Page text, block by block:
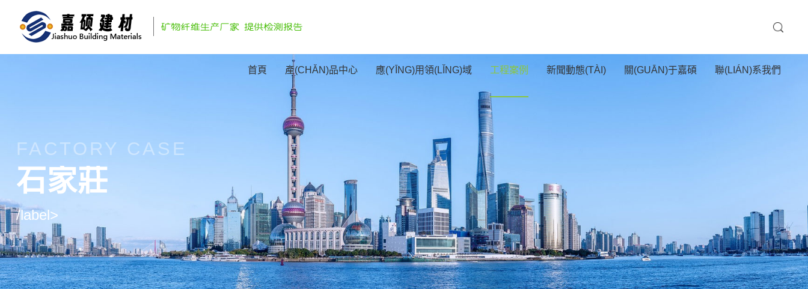
首頁 產(CHǍN)品中心 應(YĪNG)用領(LǏNG)域 工程案例 新聞動態(TÀI) 關(GUĀN)于嘉碩 聯(LIÁN)系我們
FACTORY CASE
石家莊
/label>